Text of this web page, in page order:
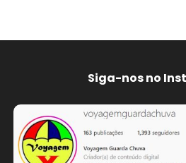
Siga-nos no